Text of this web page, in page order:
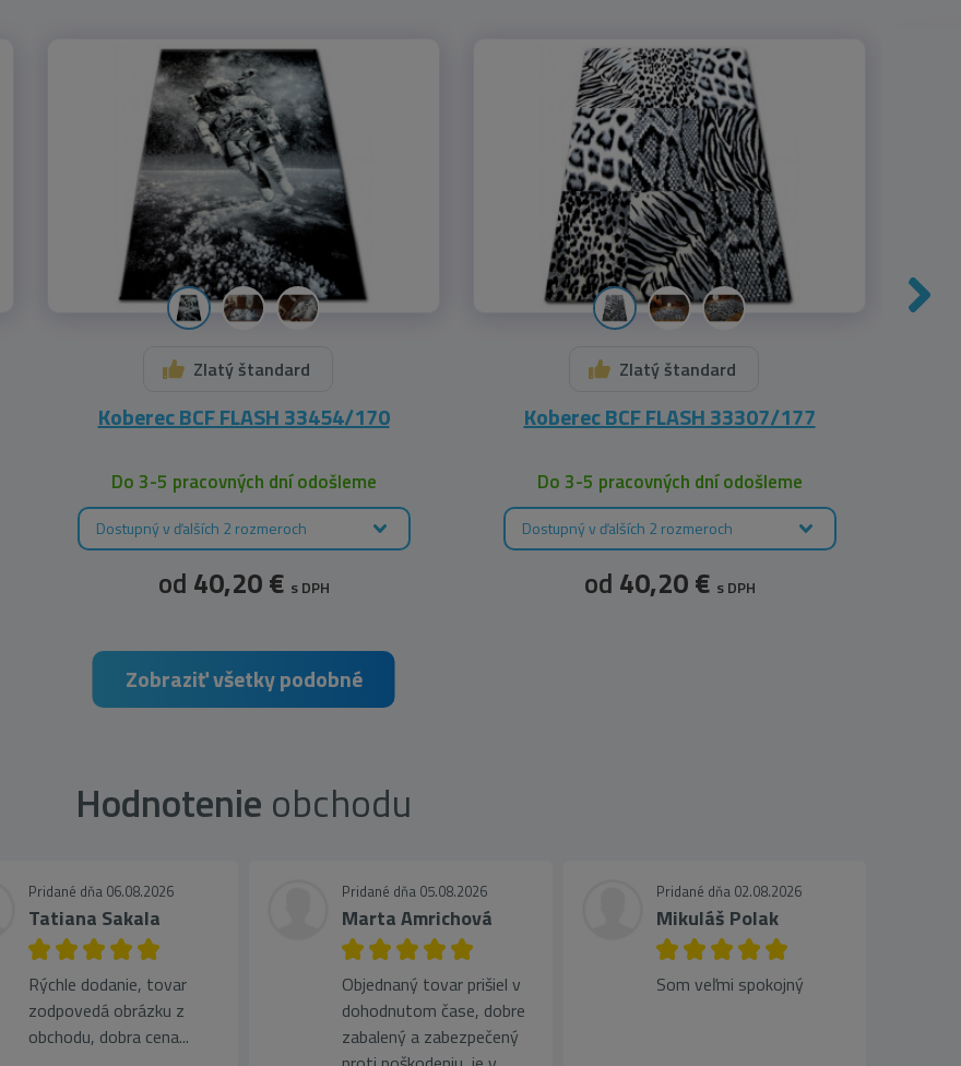
Zlatý štandard
Koberec BCF FLASH 33454/170
Do 3-5 pracovných dní odošleme
Dostupný v ďalších 2 rozmeroch
od 40,20 € s DPH
Zlatý štandard
Koberec BCF FLASH 33307/177
Do 3-5 pracovných dní odošleme
Dostupný v ďalších 2 rozmeroch
od 40,20 € s DPH
Zobraziť všetky podobné
Hodnotenie obchodu
Pridané dňa 06.08.2026
Tatiana Sakala
Rýchle dodanie, tovar
zodpovedá obrázku z
obchodu, dobra cena...
Pridané dňa 05.08.2026
Marta Amrichová
Objednaný tovar prišiel v
dohodnutom čase, dobre
zabalený a zabezpečený
Pridané dňa 02.08.2026
Mikuláš Polak
Som veľmi spokojný